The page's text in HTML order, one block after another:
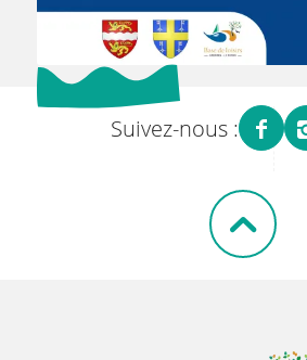
Suivez-nous :